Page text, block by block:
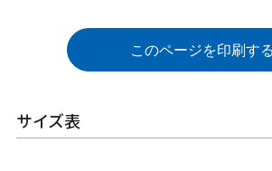
このページを印刷する
サイズ表